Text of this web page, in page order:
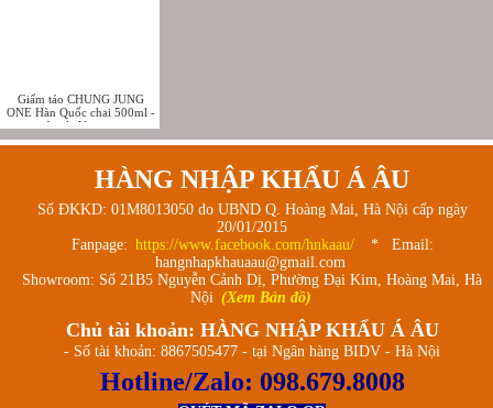
Giấm táo CHUNG JUNG
ONE Hàn Quốc chai 500ml -
Apple Vinegar
HÀNG NHẬP KHẨU Á ÂU
Số ĐKKD: 01M8013050 do UBND Q. Hoàng Mai, Hà Nội cấp ngày
20/01/2015
Fanpage: https://www.facebook.com/hnkaau/
* Email:
hangnhapkhauaau@gmail.com
Showroom: Số 21B5 Nguyễn Cảnh Dị, Phường Đại Kim, Hoàng Mai, Hà
Nội (Xem Bản đồ)
Chủ tài khoản: HÀNG NHẬP KHẨU Á ÂU
- Số tài khoản: 8867505477 - tại Ngân hàng BIDV - Hà Nội
Hotline/Zalo: 098.679.8008